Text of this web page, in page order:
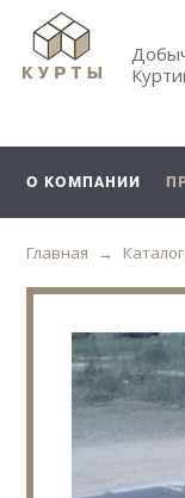
О КОМПАНИИ
Главная